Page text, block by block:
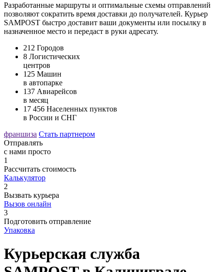
Разработанные маршруты и оптимальные схемы отправлений
позволяют сократить время доставки до получателей. Курьер
SAMPOST быстро доставит ваши документы или посылку в
назначенное место и передаст в руки адресату.
212 Городов
8 Логистических
центров
125 Машин
в автопарке
137 Авиарейсов
в месяц
17 456 Населенных пунктов
в России и СНГ
франшиза Стать партнером
Отправлять
с нами просто
1
Рассчитать стоимость
Калькулятор
2
Вызвать курьера
Вызов онлайн
3
Подготовить отправление
Упаковка
Курьерская служба